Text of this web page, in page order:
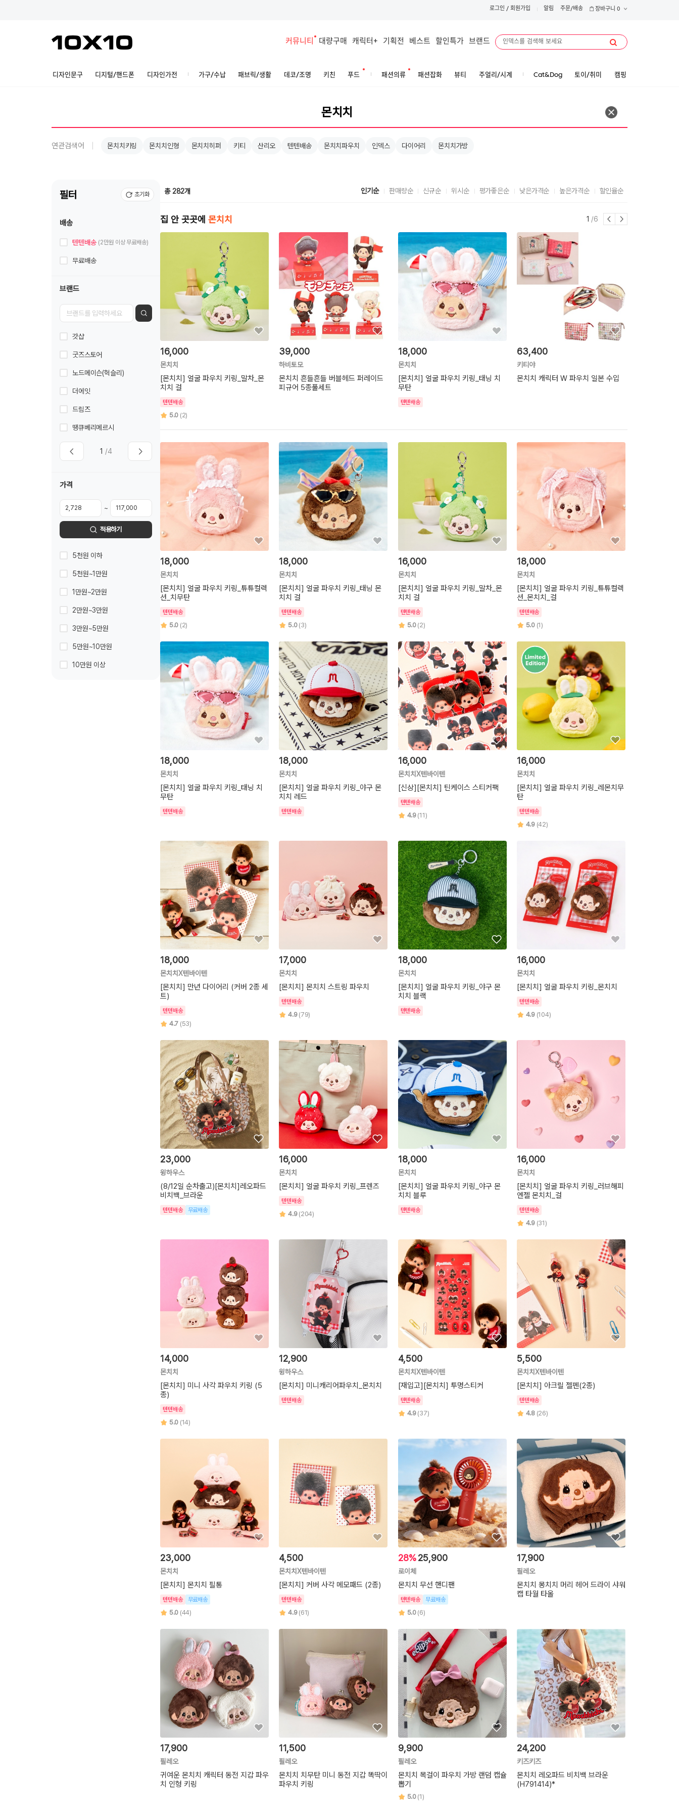
로그인 / 회원가입 알림 주문/배송 장바구니 0
커뮤니티 대량구매 캐릭터+ 기획전 베스트 할인특가 브랜드
디자인문구 디지털/핸드폰 디자인가전 가구/수납 패브릭/생활 데코/조명 키친 푸드 패션의류 패션잡화 뷰티 주얼리/시계 Cat&Dog 토이/취미 캠핑
연관검색어 몬치치키링 몬치치인형 몬치치히퍼 키티 산리오 텐텐배송 몬치치파우치 인덱스 다이어리 몬치치가방
필터 초기화
배송
텐텐배송 (2만원 이상 무료배송)
무료배송
브랜드
갓샵
굿즈스토어
노드메이슨(헉슬리)
더에잇
드림즈
땡큐베리메르시
1 /4
가격
~
적용하기
5천원 이하
5천원~1만원
1만원~2만원
2만원~3만원
3만원~5만원
5만원~10만원
10만원 이상
총 282개 인기순 판매량순 신규순 위시순 평가좋은순 낮은가격순 높은가격순 할인율순
집 안 곳곳에 몬치치 1 /6
16,000
몬치치
[몬치치] 얼굴 파우치 키링_말차_몬
치치 걸
텐텐배송
5.0 (2)
39,000
하비토모
몬치치 흔들흔들 버블헤드 퍼레이드
피규어 5종풀세트
18,000
몬치치
[몬치치] 얼굴 파우치 키링_태닝 치
무탄
텐텐배송
63,400
키티야
몬치치 캐릭터 W 파우치 일본 수입
18,000
몬치치
[몬치치] 얼굴 파우치 키링_튜튜컬렉
션_치무탄
텐텐배송
5.0 (2)
18,000
몬치치
[몬치치] 얼굴 파우치 키링_태닝 몬
치치 걸
텐텐배송
5.0 (3)
16,000
몬치치
[몬치치] 얼굴 파우치 키링_말차_몬
치치 걸
텐텐배송
5.0 (2)
18,000
몬치치
[몬치치] 얼굴 파우치 키링_튜튜컬렉
션_몬치치_걸
텐텐배송
5.0 (1)
18,000
몬치치
[몬치치] 얼굴 파우치 키링_태닝 치
무탄
텐텐배송
18,000
몬치치
[몬치치] 얼굴 파우치 키링_야구 몬
치치 레드
텐텐배송
16,000
몬치치X텐바이텐
[신상][몬치치] 틴케이스 스티커팩
텐텐배송
4.9 (11)
16,000
몬치치
[몬치치] 얼굴 파우치 키링_레몬치무
탄
텐텐배송
4.9 (42)
18,000
몬치치X텐바이텐
[몬치치] 만년 다이어리 (커버 2종 세
트)
텐텐배송
4.7 (53)
17,000
몬치치
[몬치치] 몬치치 스트링 파우치
텐텐배송
4.9 (79)
18,000
몬치치
[몬치치] 얼굴 파우치 키링_야구 몬
치치 블랙
텐텐배송
16,000
몬치치
[몬치치] 얼굴 파우치 키링_몬치치
텐텐배송
4.9 (104)
23,000
윙하우스
(8/12일 순차출고)[몬치치]레오파드
비치백_브라운
텐텐배송 무료배송
16,000
몬치치
[몬치치] 얼굴 파우치 키링_프렌즈
텐텐배송
4.9 (204)
18,000
몬치치
[몬치치] 얼굴 파우치 키링_야구 몬
치치 블루
텐텐배송
16,000
몬치치
[몬치치] 얼굴 파우치 키링_러브해피
엔젤 몬치치_걸
텐텐배송
4.9 (31)
14,000
몬치치
[몬치치] 미니 사각 파우치 키링 (5
종)
텐텐배송
5.0 (14)
12,900
윙하우스
[몬치치] 미니캐리어파우치_몬치치
텐텐배송
4,500
몬치치X텐바이텐
[재입고][몬치치] 투명스티커
텐텐배송
4.9 (37)
5,500
몬치치X텐바이텐
[몬치치] 아크릴 젤펜(2종)
텐텐배송
4.8 (26)
23,000
몬치치
[몬치치] 몬치치 필통
텐텐배송 무료배송
5.0 (44)
4,500
몬치치X텐바이텐
[몬치치] 커버 사각 메모패드 (2종)
텐텐배송
4.9 (61)
28% 25,900
로이체
몬치치 무선 핸디팬
텐텐배송 무료배송
5.0 (6)
17,900
필레오
몬치치 몽치치 머리 헤어 드라이 샤워
캡 타월 타올
17,900
필레오
귀여운 몬치치 캐릭터 동전 지갑 파우
치 인형 키링
11,500
필레오
몬치치 치무탄 미니 동전 지갑 똑딱이
파우치 키링
9,900
필레오
몬치치 목걸이 파우치 가방 랜덤 캡슐
뽑기
5.0 (1)
24,200
키즈키즈
몬치치 레오파드 비치백 브라운
(H791414)*